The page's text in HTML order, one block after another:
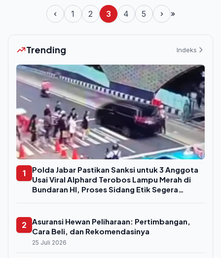
‹ 1 2 3 4 5 › »
Trending Indeks
1
Polda Jabar Pastikan Sanksi untuk 3 Anggota
Usai Viral Alphard Terobos Lampu Merah di
Bundaran HI, Proses Sidang Etik Segera
2
Asuransi Hewan Peliharaan: Pertimbangan,
Cara Beli, dan Rekomendasinya
25 Juli 2026